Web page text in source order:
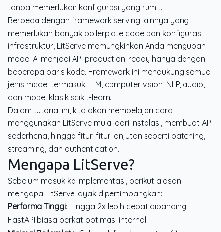
tanpa memerlukan konfigurasi yang rumit.
Berbeda dengan framework serving lainnya yang
memerlukan banyak boilerplate code dan konfigurasi
infrastruktur, LitServe memungkinkan Anda mengubah
model AI menjadi API production-ready hanya dengan
beberapa baris kode. Framework ini mendukung semua
jenis model termasuk LLM, computer vision, NLP, audio,
dan model klasik scikit-learn.
Dalam tutorial ini, kita akan mempelajari cara
menggunakan LitServe mulai dari instalasi, membuat API
sederhana, hingga fitur-fitur lanjutan seperti batching,
streaming, dan authentication.
Mengapa LitServe?
Sebelum masuk ke implementasi, berikut alasan
mengapa LitServe layak dipertimbangkan:
Performa Tinggi: Hingga 2x lebih cepat dibanding
FastAPI biasa berkat optimasi internal